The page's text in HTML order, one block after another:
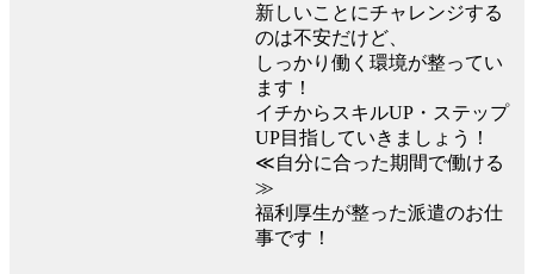
新しいことにチャレンジする
のは不安だけど、
しっかり働く環境が整ってい
ます！
イチからスキルUP・ステップ
UP目指していきましょう！
≪自分に合った期間で働ける
≫
福利厚生が整った派遣のお仕
事です！